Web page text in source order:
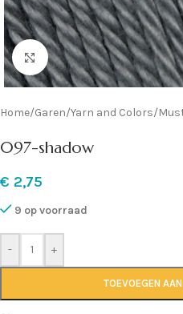
Klik om te vergroten
Home/Garen/Yarn and Colors/
097-shadow
€ 2,75
9 op voorraad
- +
TOEVOEGEN